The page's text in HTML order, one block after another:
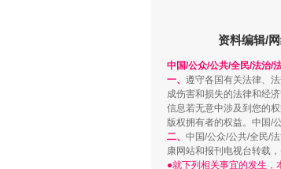
资料编辑/
中国/公众/公共/全民/法治/
一、 遵守各国有关法律、
成伤害和损失的法律和经
信息若无意中涉及到您的
版权拥有者的权益。中国/
二、 中国/公众/公共/全民/
康网站和报刊电视台转载
●就下列相关事宜的发生